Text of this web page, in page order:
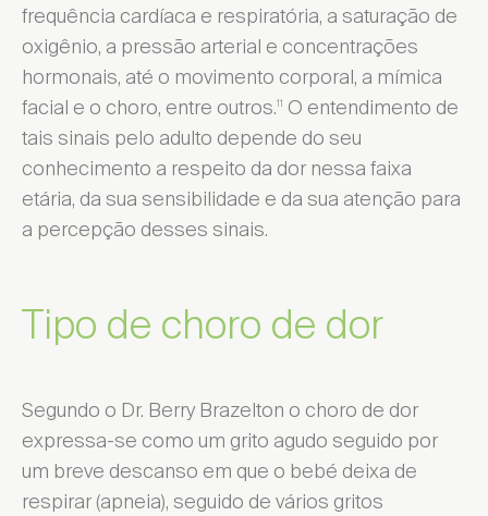
frequência cardíaca e respiratória, a saturação de
oxigênio, a pressão arterial e concentrações
hormonais, até o movimento corporal, a mímica
facial e o choro, entre outros.11 O entendimento de
tais sinais pelo adulto depende do seu
conhecimento a respeito da dor nessa faixa
etária, da sua sensibilidade e da sua atenção para
a percepção desses sinais.
Tipo de choro de dor
Segundo o Dr. Berry Brazelton o choro de dor
expressa-se como um grito agudo seguido por
um breve descanso em que o bebé deixa de
respirar (apneia), seguido de vários gritos